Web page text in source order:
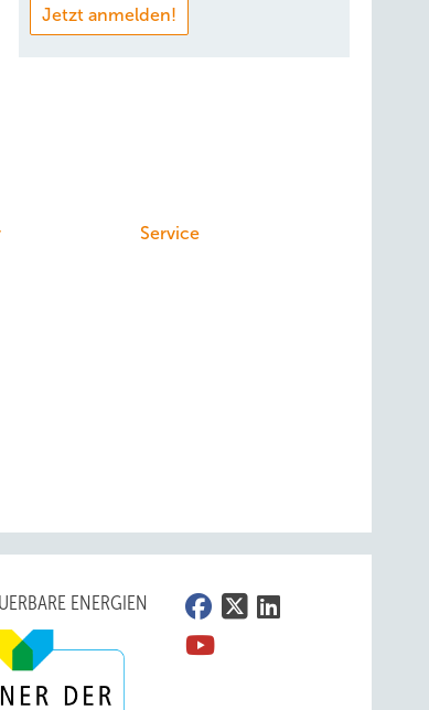
Jetzt anmelden!
Service
ENERGIEN